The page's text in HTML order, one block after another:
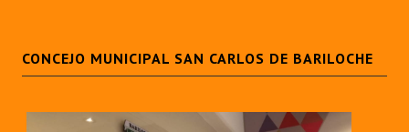
Entrega de distinciones
CONCEJO MUNICIPAL SAN CARLOS DE BARILOCHE